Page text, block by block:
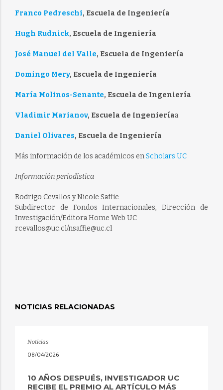
Franco Pedreschi, Escuela de Ingeniería
Hugh Rudnick, Escuela de Ingeniería
José Manuel del Valle, Escuela de Ingeniería
Domingo Mery, Escuela de Ingeniería
María Molinos-Senante, Escuela de Ingeniería
Vladimir Marianov, Escuela de Ingenieríaa
Daniel Olivares, Escuela de Ingeniería
Más información de los académicos enScholars UC
Información periodística
Rodrigo Cevallos y Nicole Saffie
Subdirector de Fondos Internacionales, Dirección de
Investigación/Editora Home Web UC
rcevallos@uc.cl/nsaffie@uc.cl
NOTICIAS RELACIONADAS
Noticias
08/04/2026
10 AÑOS DESPUÉS, INVESTIGADOR UC
RECIBE EL PREMIO AL ARTÍCULO MÁS